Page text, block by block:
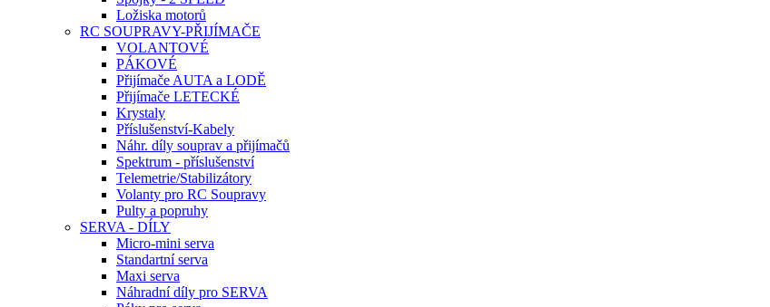
Ložiska motorů
RC SOUPRAVY-PŘIJÍMAČE
VOLANTOVÉ
PÁKOVÉ
Přijímače AUTA a LODĚ
Přijímače LETECKÉ
Krystaly
Příslušenství-Kabely
Náhr. díly souprav a přijímačů
Spektrum - příslušenství
Telemetrie/Stabilizátory
Volanty pro RC Soupravy
Pulty a popruhy
SERVA - DÍLY
Micro-mini serva
Standartní serva
Maxi serva
Náhradní díly pro SERVA